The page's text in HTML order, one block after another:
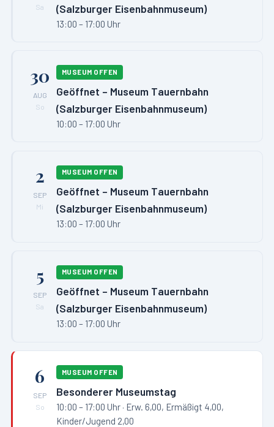
Sa (Salzburger Eisenbahnmuseum)
13:00 – 17:00 Uhr
30
AUG
So
MUSEUM OFFEN
Geöffnet – Museum Tauernbahn
(Salzburger Eisenbahnmuseum)
10:00 – 17:00 Uhr
2
SEP
Mi
MUSEUM OFFEN
Geöffnet – Museum Tauernbahn
(Salzburger Eisenbahnmuseum)
13:00 – 17:00 Uhr
5
SEP
Sa
MUSEUM OFFEN
Geöffnet – Museum Tauernbahn
(Salzburger Eisenbahnmuseum)
13:00 – 17:00 Uhr
6
SEP
So
MUSEUM OFFEN
Besonderer Museumstag
10:00 – 17:00 Uhr · Erw. 6,00, Ermäßigt 4,00,
Kinder/Jugend 2,00